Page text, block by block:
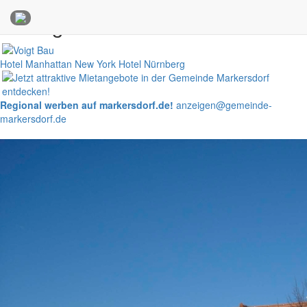
Anzeigen
Hotel Manhattan New York Hotel Nürnberg
Regional werben auf markersdorf.de! anzeigen@gemeinde-
markersdorf.de